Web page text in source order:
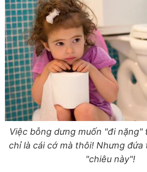
Việc bỗng dưng muốn "đi nặng"
chỉ là cái cớ mà thôi! Nhưng đứa
"chiêu này"!